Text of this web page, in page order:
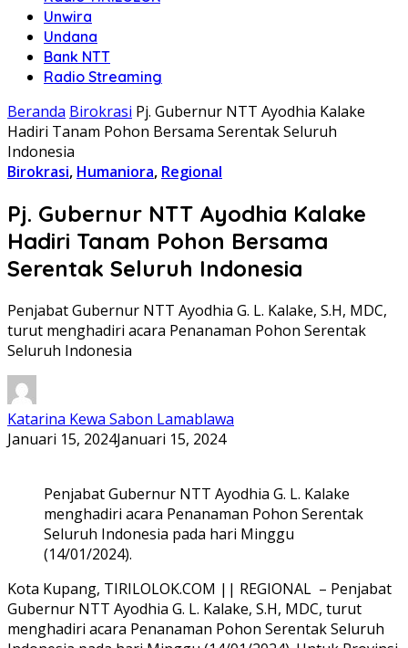
Unwira
Undana
Bank NTT
Radio Streaming
Beranda Birokrasi Pj. Gubernur NTT Ayodhia Kalake
Hadiri Tanam Pohon Bersama Serentak Seluruh
Indonesia
Birokrasi, Humaniora, Regional
Pj. Gubernur NTT Ayodhia Kalake
Hadiri Tanam Pohon Bersama
Serentak Seluruh Indonesia
Penjabat Gubernur NTT Ayodhia G. L. Kalake, S.H, MDC,
turut menghadiri acara Penanaman Pohon Serentak
Seluruh Indonesia
Katarina Kewa Sabon Lamablawa
Januari 15, 2024Januari 15, 2024
Penjabat Gubernur NTT Ayodhia G. L. Kalake
menghadiri acara Penanaman Pohon Serentak
Seluruh Indonesia pada hari Minggu
(14/01/2024).
Kota Kupang, TIRILOLOK.COM || REGIONAL – Penjabat
Gubernur NTT Ayodhia G. L. Kalake, S.H, MDC, turut
menghadiri acara Penanaman Pohon Serentak Seluruh